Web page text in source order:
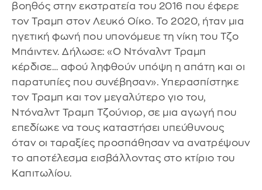
βοηθός στην εκστρατεία του 2016 που έφερε
τον Τραμπ στον Λευκό Οίκο. Το 2020, ήταν μια
ηγετική φωνή που υπονόμευε τη νίκη του Τζο
Μπάιντεν. Δήλωσε: «Ο Ντόναλντ Τραμπ
κέρδισε… αφού ληφθούν υπόψη η απάτη και οι
παρατυπίες που συνέβησαν». Υπερασπίστηκε
τον Τραμπ και τον μεγαλύτερο γιο του,
Ντόναλντ Τραμπ Τζούνιορ, σε μια αγωγή που
επεδίωκε να τους καταστήσει υπεύθυνους
όταν οι ταραξίες προσπάθησαν να ανατρέψουν
το αποτέλεσμα εισβάλλοντας στο κτίριο του
Καπιτωλίου.